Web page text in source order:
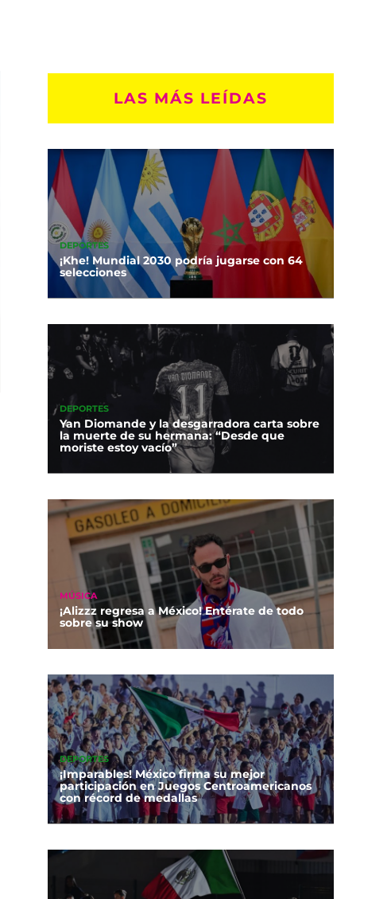
LAS MÁS LEÍDAS
DEPORTES
¡Khe! Mundial 2030 podría jugarse con 64
selecciones
DEPORTES
Yan Diomande y la desgarradora carta sobre
la muerte de su hermana: “Desde que
moriste estoy vacío”
MÚSICA
¡Alizzz regresa a México! Entérate de todo
sobre su show
DEPORTES
¡Imparables! México firma su mejor
participación en Juegos Centroamericanos
con récord de medallas